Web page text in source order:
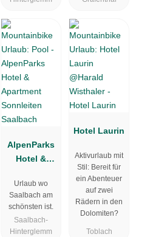
AlpenParks
Hotel &
Sonnleiten
Saalbach
Urlaub wo
Saalbach am
schönsten ist.
Saalbach-
Hinterglemm
Hotel Laurin
Aktivurlaub mit
Stil: Bereit für
ein Abenteuer
auf zwei
Rädern in den
Dolomiten?
Toblach